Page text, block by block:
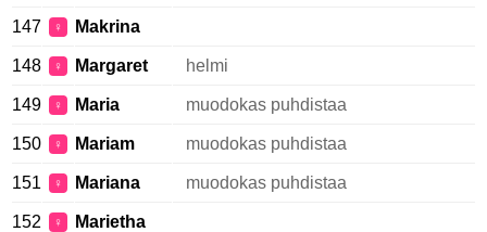
147 ♀ Makrina
148 ♀ Margaret helmi
149 ♀ Maria muodokas puhdistaa
150 ♀ Mariam muodokas puhdistaa
151 ♀ Mariana muodokas puhdistaa
152 ♀ Marietha